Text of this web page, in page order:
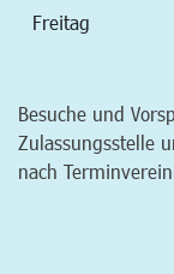
Freitag
Besuche und
Zulassungsstelle
nach